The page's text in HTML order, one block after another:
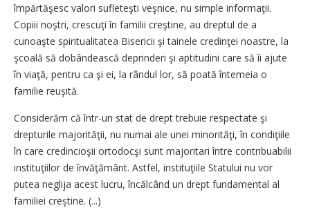
împărtăşesc valori sufleteşti veşnice, nu simple informaţii.
Copiii noştri, crescuţi în familii creştine, au dreptul de a
cunoaşte spiritualitatea Bisericii şi tainele credinţei noastre, la
şcoală să dobândească deprinderi şi aptitudini care să îi ajute
în viaţă, pentru ca şi ei, la rândul lor, să poată întemeia o
familie reuşită.
Considerăm că într-un stat de drept trebuie respectate şi
drepturile majorităţii, nu numai ale unei minorităţi, în condiţiile
în care credincioşii ortodocşi sunt majoritari între contribuabilii
instituţiilor de învăţământ. Astfel, instituţiile Statului nu vor
putea neglija acest lucru, încălcând un drept fundamental al
familiei creştine. (...)